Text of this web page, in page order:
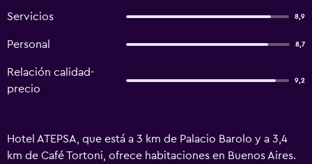
Servicios 8,9
Personal 8,7
Relación calidad-
precio
9,2
Hotel ATEPSA, que está a 3 km de Palacio Barolo y a 3,4
km de Café Tortoni, ofrece habitaciones en Buenos Aires.